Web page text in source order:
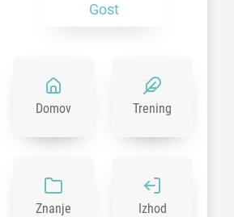
Gost
Domov Trening
Znanje Izhod